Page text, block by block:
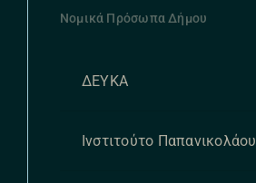
Νομικά Πρόσωπα Δήμου
ΔΕΥΚΑ
Ινστιτούτο Παπανικολάου